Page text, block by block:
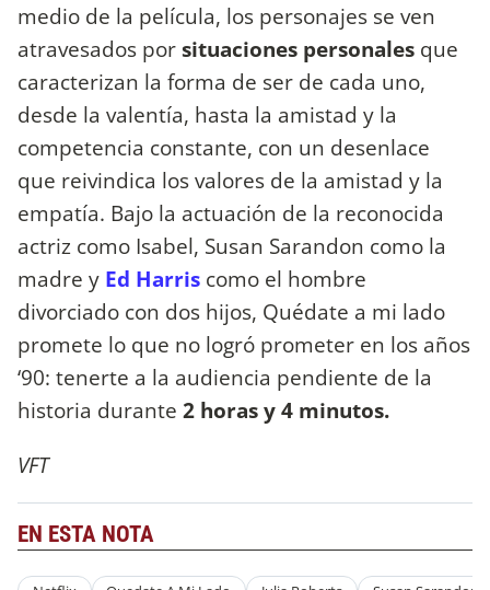
medio de la película, los personajes se ven
atravesados porsituaciones personales que
caracterizan la forma de ser de cada uno,
desde la valentía, hasta la amistad y la
competencia constante, con un desenlace
que reivindica los valores de la amistad y la
empatía. Bajo la actuación de la reconocida
actriz como Isabel, Susan Sarandon como la
madre y Ed Harris como el hombre
divorciado con dos hijos, Quédate a mi lado
promete lo que no logró prometer en los años
‘90: tenerte a la audiencia pendiente de la
historia durante 2 horas y 4 minutos.
VFT
EN ESTA NOTA